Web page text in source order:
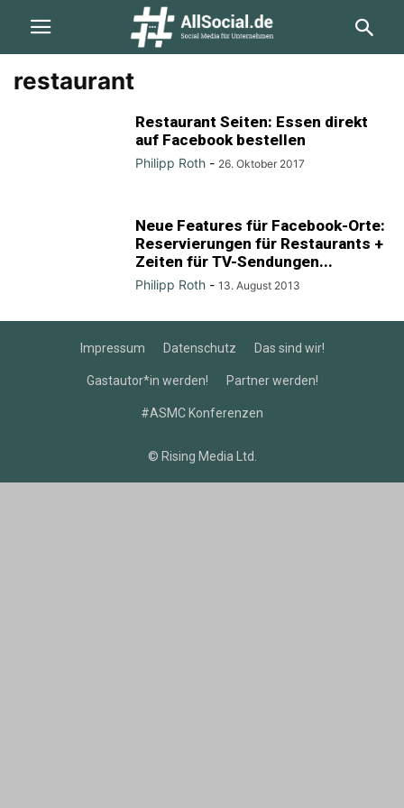
restaurant
Restaurant Seiten: Essen direkt
auf Facebook bestellen
Philipp Roth - 26. Oktober 2017
Neue Features für Facebook-Orte:
Reservierungen für Restaurants +
Zeiten für TV-Sendungen...
Philipp Roth - 13. August 2013
Impressum Datenschutz Das sind wir!
Gastautor*in werden! Partner werden!
#ASMC Konferenzen
© Rising Media Ltd.